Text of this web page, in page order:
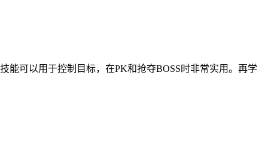
能可以用于控制目标，在PK和抢夺BOSS时非常实用。再学